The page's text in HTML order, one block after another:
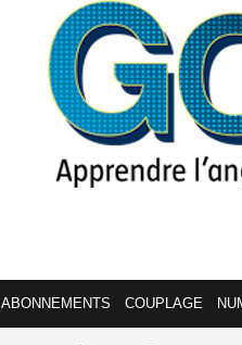
ABONNEMENTS COUPLAGE